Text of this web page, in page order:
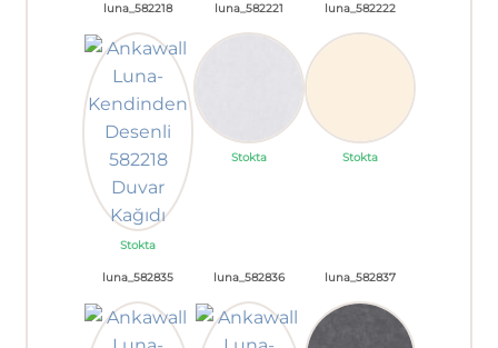
luna_582218
Stokta
luna_582221
Stokta
luna_582222
Stokta
luna_582835 luna_582836 luna_582837